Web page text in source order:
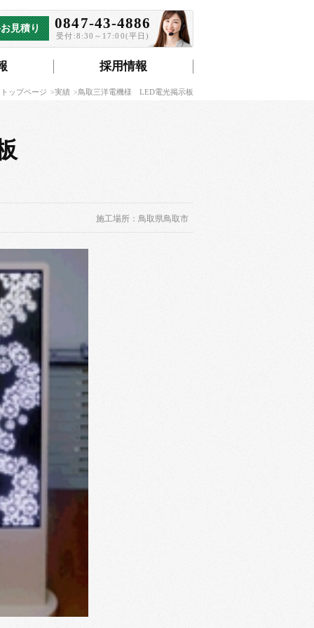
採用情報
0847-43-4886
受付:8:30～17:00(平日)
見積り
ップページ 実績 鳥取三洋電機様 LED電光掲示板
施工場所：鳥取県鳥取市